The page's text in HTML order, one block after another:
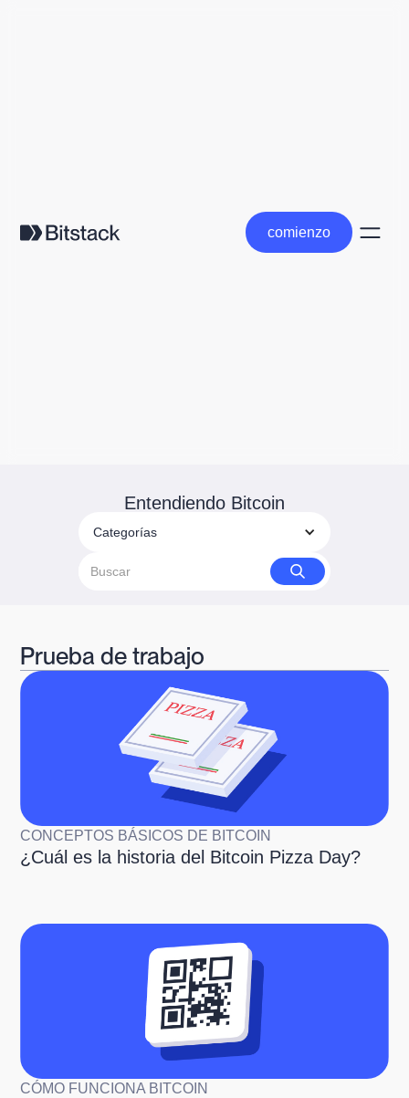
comienzo
comienzo
Entendiendo Bitcoin
Categorías
Prueba de trabajo
CONCEPTOS BÁSICOS DE BITCOIN
¿Cuál es la historia del Bitcoin Pizza Day?
CÓMO FUNCIONA BITCOIN